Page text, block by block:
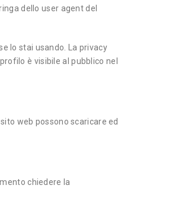
dello user agent del
lo stai usando. La privacy
è visibile al pubblico nel
web possono scaricare ed
chiedere la